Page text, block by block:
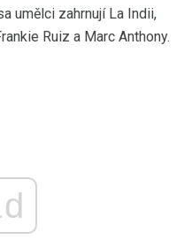
umělci zahrnují La Indii,
Ruiz a Marc Anthony.